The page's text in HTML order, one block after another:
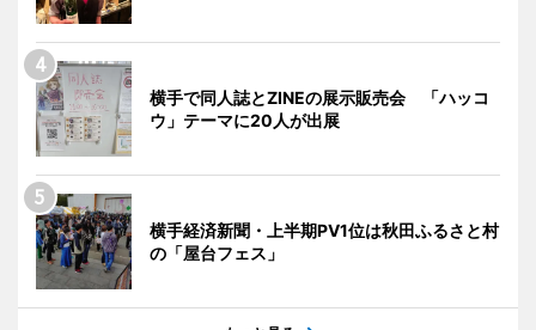
横手で同人誌とZINEの展示販売会 「ハッコ
ウ」テーマに20人が出展
横手経済新聞・上半期PV1位は秋田ふるさと村
の「屋台フェス」